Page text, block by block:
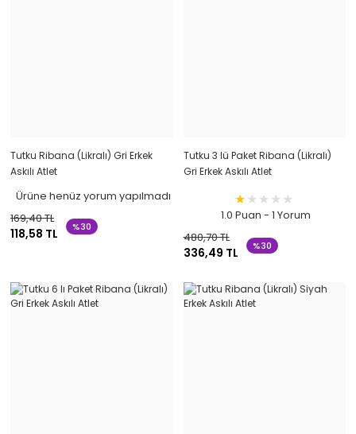
Tutku Ribana (Likralı) Gri Erkek
Askılı Atlet
Ürüne henüz yorum yapılmadı
169,40 TL
118,58 TL %30
Tutku 3 lü Paket Ribana (Likralı)
Gri Erkek Askılı Atlet
1.0 Puan - 1 Yorum
480,70 TL
336,49 TL %30